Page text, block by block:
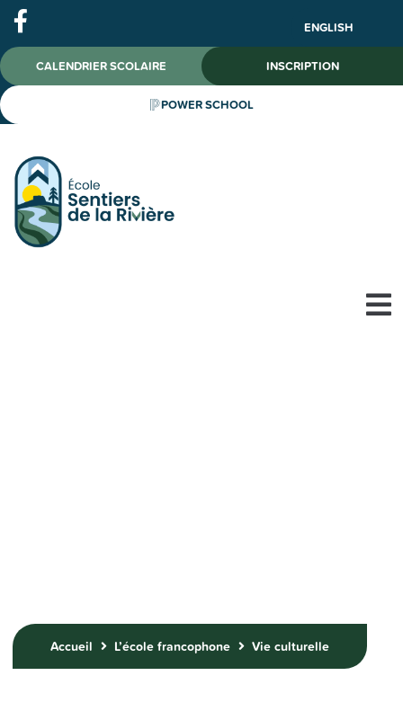
ENGLISH
CALENDRIER SCOLAIRE INSCRIPTION
POWER SCHOOL
Accueil L’école francophone Vie culturelle